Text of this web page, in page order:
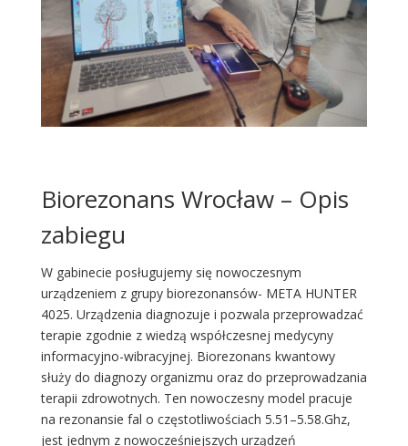
Biorezonans Wrocław – Opis
zabiegu
W gabinecie posługujemy się nowoczesnym
urządzeniem z grupy biorezonansów- META HUNTER
4025. Urządzenia diagnozuje i pozwala przeprowadzać
terapie zgodnie z wiedzą współczesnej medycyny
informacyjno-wibracyjnej. Biorezonans kwantowy
służy do diagnozy organizmu oraz do przeprowadzania
terapii zdrowotnych. Ten nowoczesny model pracuje
na rezonansie fal o częstotliwościach 5.51–5.58.Ghz,
jest jednym z nowocześniejszych urządzeń